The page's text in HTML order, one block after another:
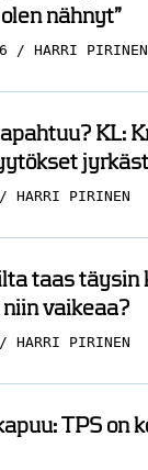
nähnyt”
HARRI PIRINEN
KL:
HARRI PIRINEN
taas
vaikeaa?
HARRI PIRINEN
TPS on